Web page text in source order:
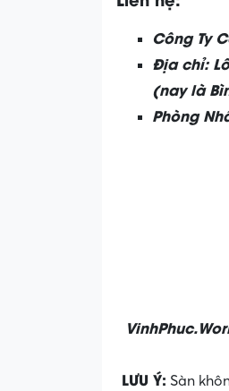
Công Ty
Địa chỉ:
(nay là
Phòng
LƯU Ý: Sàn